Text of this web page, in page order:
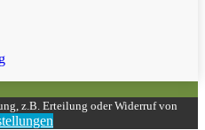
z.B. Erteilung oder Widerruf von